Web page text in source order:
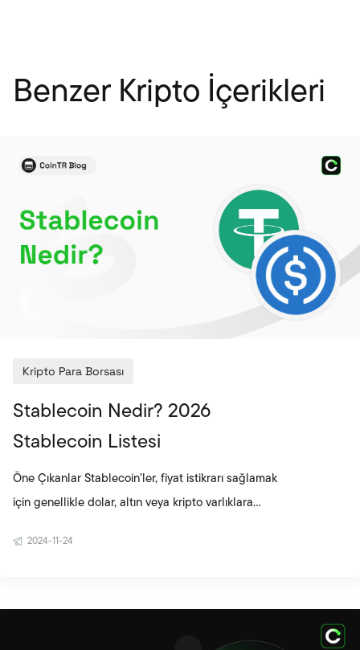
Benzer Kripto İçerikleri
Kripto Para Borsası
Stablecoin Nedir? 2026
Stablecoin Listesi
Öne Çıkanlar Stablecoin’ler, fiyat istikrarı sağlamak
için genellikle dolar, altın veya kripto varlıklara
2024-11-24